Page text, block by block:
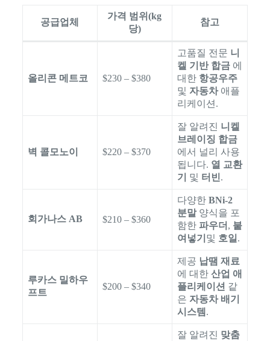
공급업체
가격 범위(kg
당)
참고
올리콘 메트코 $230 – $380
고품질 전문 니
켈 기반 합금에
대한 항공우주
및 자동차애플
리케이션.
벽 콜모노이 $220 – $370
잘 알려진 니켈
브레이징 합금
에서 널리 사용
됩니다. 열 교환
기
및 터빈.
회가나스 AB $210 – $360
다양한 BNi-2
분말양식을 포
함한 파우더 , 붙
여넣기 및 호일 .
루카스 밀하우
프트
$200 – $340
제공 납땜 재료
에 대한 산업 애
플리케이션 같
은 자동차 배기
시스템 .
잘 알려진 맞춤